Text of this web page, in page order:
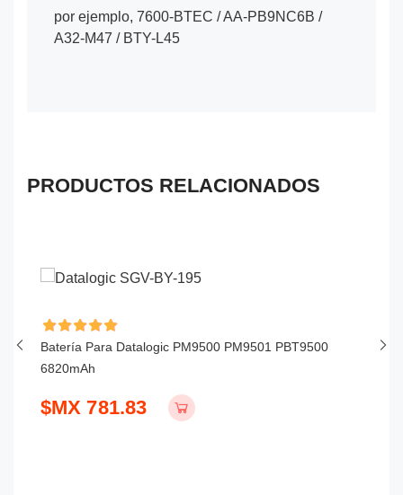
por ejemplo, 7600-BTEC / AA-PB9NC6B /
A32-M47 / BTY-L45
PRODUCTOS RELACIONADOS
Batería Para Datalogic PM9500 PM9501 PBT9500
6820mAh
$MX 781.83